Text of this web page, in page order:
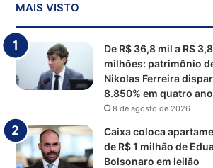
MAIS VISTO
De R$ 36,8 mil a R$ 3,8
milhões: patrimônio
Nikolas Ferreira
8.850% em quatro
8 de agosto de 2026
Caixa coloca
de R$ 1 milhão de
Bolsonaro em leilão